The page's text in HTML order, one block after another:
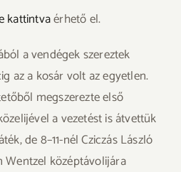
kattintvaérhető el.
a vendégek szereztek
az a kosár volt az egyetlen.
megszerezte első
a vezetést is átvettük
de 8–11-nél Cziczás László
középtávolijára